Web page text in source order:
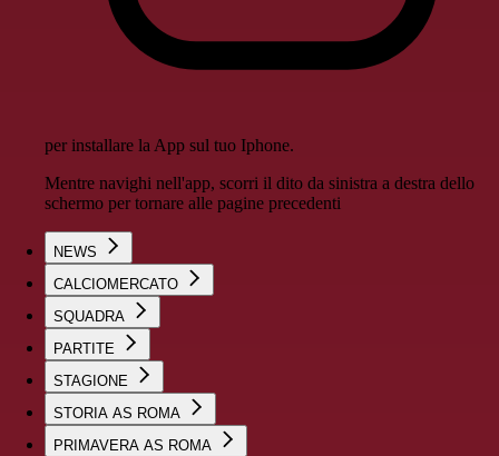
per installare la App sul tuo Iphone.
Mentre navighi nell'app, scorri il dito da sinistra a destra dello
schermo per tornare alle pagine precedenti
NEWS
CALCIOMERCATO
SQUADRA
PARTITE
STAGIONE
STORIA AS ROMA
PRIMAVERA AS ROMA